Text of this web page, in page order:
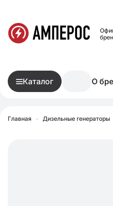
Каталог О
Главная • Дизельные генераторы